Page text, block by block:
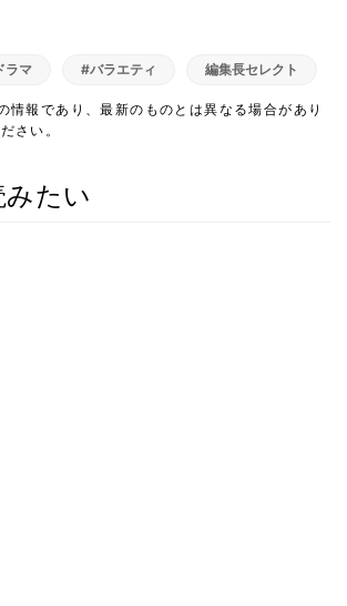
ラマ #バラエティ 編集長セレクト
情報であり、最新のものとは異なる場合があり
さい。
たい